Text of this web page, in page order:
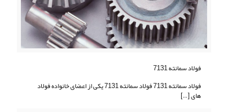
فولاد سمانته 7131
فولاد سمانته 7131 فولاد سمانته 7131 یکی از اعضای خانواده فولاد
های[…]